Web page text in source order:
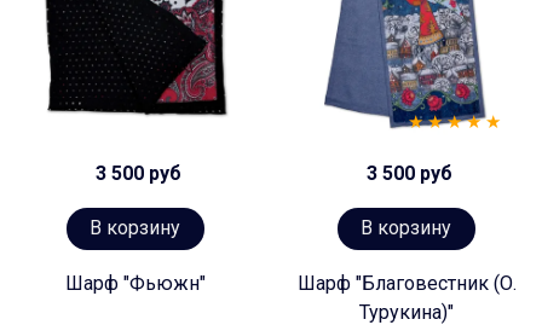
3 500 руб
В корзину
Шарф "Фьюжн"
3 500 руб
В корзину
Шарф "Благовестник (О.
Турукина)"